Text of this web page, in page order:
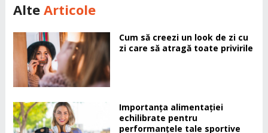
Alte Articole
Cum să creezi un look de zi cu
zi care să atragă toate privirile
Importanța alimentației
echilibrate pentru
performanțele tale sportive